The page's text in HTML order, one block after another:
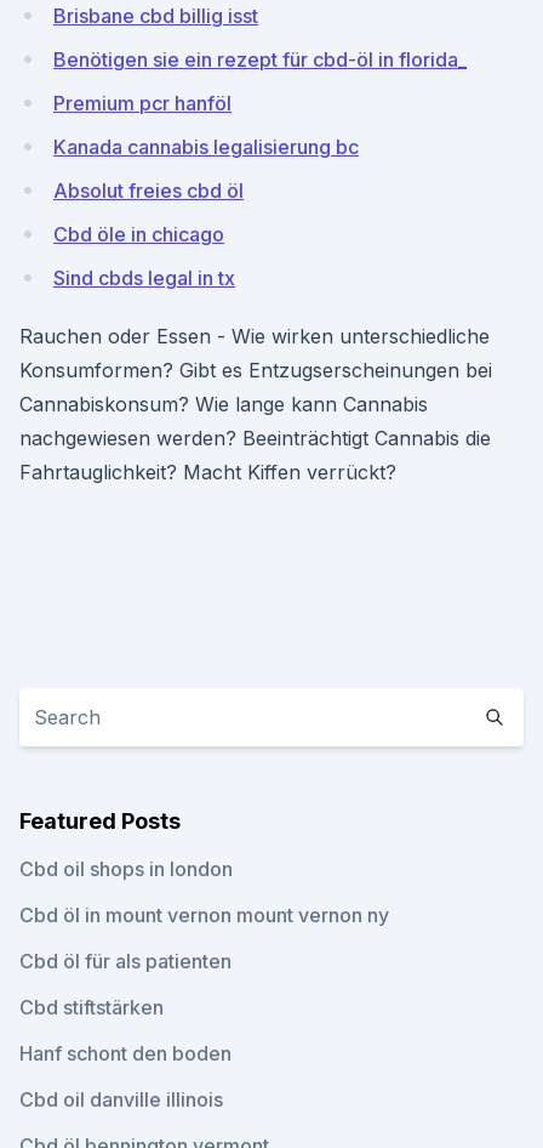
Brisbane cbd billig isst
Benötigen sie ein rezept für cbd-öl in florida_
Premium pcr hanföl
Kanada cannabis legalisierung bc
Absolut freies cbd öl
Cbd öle in chicago
Sind cbds legal in tx
Rauchen oder Essen - Wie wirken unterschiedliche
Konsumformen? Gibt es Entzugserscheinungen bei
Cannabiskonsum? Wie lange kann Cannabis
nachgewiesen werden? Beeinträchtigt Cannabis die
Fahrtauglichkeit? Macht Kiffen verrückt?
Featured Posts
Cbd oil shops in london
Cbd öl in mount vernon mount vernon ny
Cbd öl für als patienten
Cbd stiftstärken
Hanf schont den boden
Cbd oil danville illinois